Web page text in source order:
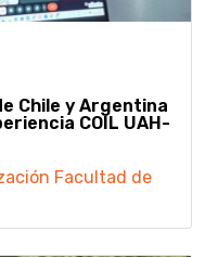
Chile y Argentina
COIL UAH-
Facultad de